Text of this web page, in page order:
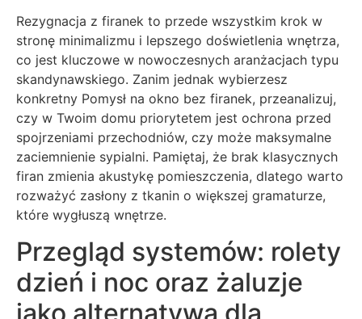
Rezygnacja z firanek to przede wszystkim krok w
stronę minimalizmu i lepszego doświetlenia wnętrza,
co jest kluczowe w nowoczesnych aranżacjach typu
skandynawskiego. Zanim jednak wybierzesz
konkretny Pomysł na okno bez firanek, przeanalizuj,
czy w Twoim domu priorytetem jest ochrona przed
spojrzeniami przechodniów, czy może maksymalne
zaciemnienie sypialni. Pamiętaj, że brak klasycznych
firan zmienia akustykę pomieszczenia, dlatego warto
rozważyć zasłony z tkanin o większej gramaturze,
które wygłuszą wnętrze.
Przegląd systemów: rolety
dzień i noc oraz żaluzje
jako alternatywa dla